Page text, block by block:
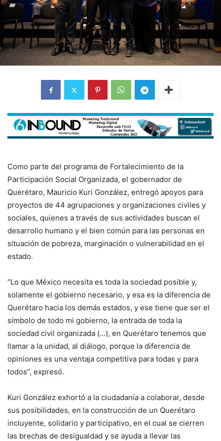
Como parte del programa de Fortalecimiento de la
Participación Social Organizada, el gobernador de
Querétaro, Mauricio Kuri González, entregó apoyos para
proyectos de 44 agrupaciones y organizaciones civiles y
sociales, quienes a través de sus actividades buscan el
desarrollo humano y el bien común para las personas en
situación de pobreza, marginación o vulnerabilidad en el
estado.
“Lo que México necesita es toda la sociedad posible y,
solamente el gobierno necesario, y esa es la diferencia de
Querétaro hacia los demás estados, y ese tiene que ser el
símbolo de todo mi gobierno, la entrada de toda la
sociedad civil organizada (…), en Querétaro tenemos que
llamar a la unidad, al diálogo, porque la diferencia de
opiniones es una ventaja competitiva para todas y para
todos”, expresó.
Kuri González exhortó a la ciudadanía a colaborar, desde
sus posibilidades, en la construcción de un Querétaro
incluyente, solidario y participativo, en el cual se cierren
las brechas de desigualdad y se ayuda a llevar las